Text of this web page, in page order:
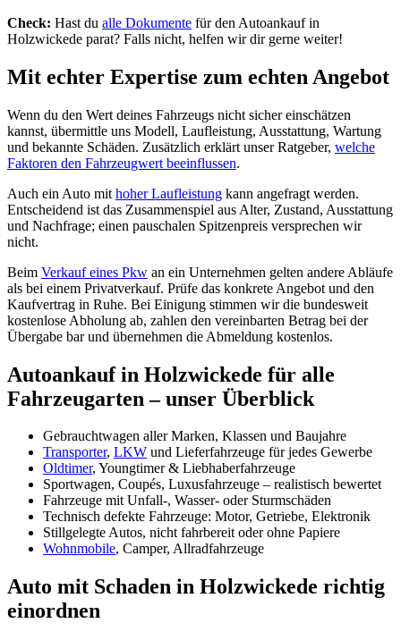
Check: Hast du alle Dokumente für den Autoankauf in
Holzwickede parat? Falls nicht, helfen wir dir gerne weiter!
Mit echter Expertise zum echten Angebot
Wenn du den Wert deines Fahrzeugs nicht sicher einschätzen
kannst, übermittle uns Modell, Laufleistung, Ausstattung, Wartung
und bekannte Schäden. Zusätzlich erklärt unser Ratgeber, welche
Faktoren den Fahrzeugwert beeinflussen.
Auch ein Auto mit hoher Laufleistung kann angefragt werden.
Entscheidend ist das Zusammenspiel aus Alter, Zustand, Ausstattung
und Nachfrage; einen pauschalen Spitzenpreis versprechen wir
nicht.
Beim Verkauf eines Pkw an ein Unternehmen gelten andere Abläufe
als bei einem Privatverkauf. Prüfe das konkrete Angebot und den
Kaufvertrag in Ruhe. Bei Einigung stimmen wir die bundesweit
kostenlose Abholung ab, zahlen den vereinbarten Betrag bei der
Übergabe bar und übernehmen die Abmeldung kostenlos.
Autoankauf in Holzwickede für alle
Fahrzeugarten – unser Überblick
Gebrauchtwagen aller Marken, Klassen und Baujahre
Transporter, LKW und Lieferfahrzeuge für jedes Gewerbe
Oldtimer, Youngtimer & Liebhaberfahrzeuge
Sportwagen, Coupés, Luxusfahrzeuge – realistisch bewertet
Fahrzeuge mit Unfall-, Wasser- oder Sturmschäden
Technisch defekte Fahrzeuge: Motor, Getriebe, Elektronik
Stillgelegte Autos, nicht fahrbereit oder ohne Papiere
Wohnmobile, Camper, Allradfahrzeuge
Auto mit Schaden in Holzwickede richtig
einordnen